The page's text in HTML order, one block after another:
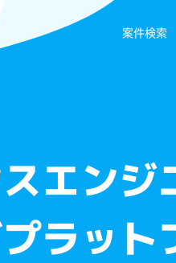
案件検索
エンジ
ラット